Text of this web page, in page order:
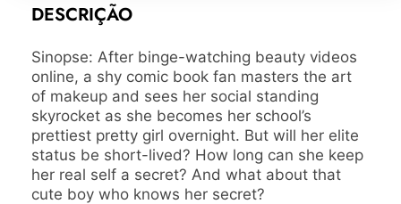
DESCRIÇÃO
Sinopse: After binge-watching beauty videos
online, a shy comic book fan masters the art
of makeup and sees her social standing
skyrocket as she becomes her school’s
prettiest pretty girl overnight. But will her elite
status be short-lived? How long can she keep
her real self a secret? And what about that
cute boy who knows her secret?